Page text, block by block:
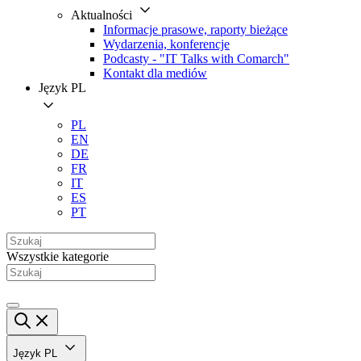
Aktualności
Informacje prasowe, raporty bieżące
Wydarzenia, konferencje
Podcasty - "IT Talks with Comarch"
Kontakt dla mediów
Język PL
PL
EN
DE
FR
IT
ES
PT
Wszystkie kategorie
Język PL